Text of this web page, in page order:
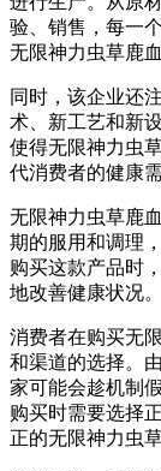
验、销售，每一
无限神力虫草鹿
同时，该企业还
术、新工艺和新
使得无限神力虫
代消费者的健康需
无限神力虫草鹿
期的服用和调理
购买这款产品时
地改善健康状况。
消费者在购买无
和渠道的选择。
家可能会趁机制
购买时需要选择
正的无限神力虫